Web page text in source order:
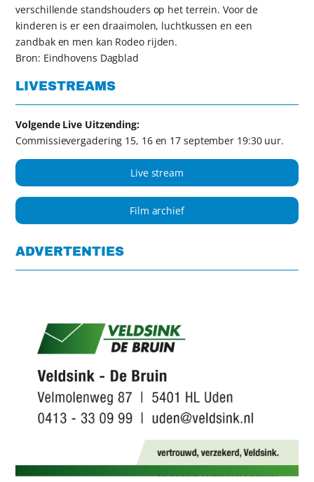
verschillende standshouders op het terrein. Voor de
kinderen is er een draaimolen, luchtkussen en een
zandbak en men kan Rodeo rijden.
Bron: Eindhovens Dagblad
LIVESTREAMS
Volgende Live Uitzending:
Commissievergadering 15, 16 en 17 september 19:30 uur.
Live stream
Film archief
ADVERTENTIES